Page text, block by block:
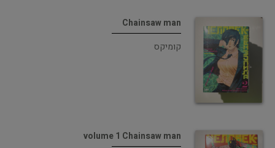
Chainsaw man
קומיקס
volume 1 Chainsaw man